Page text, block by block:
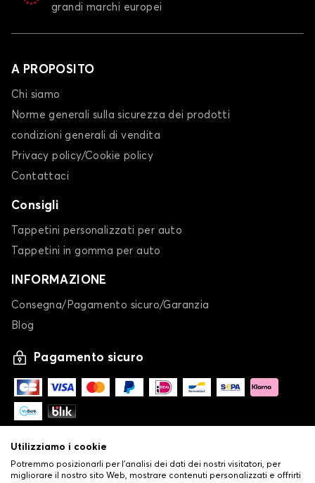
grandi marchi europei
A PROPOSITO
Chi siamo
Norme generali sulla sicurezza dei prodotti
condizioni generali di vendita
Privacy policy/Cookie policy
Contattaci
Consigli
Tappetini personalizzati per auto
Tappetini in gomma per auto
INFORMAZIONE
Consegna/Pagamento sicuro/Garanzia
Blog
Pagamento sicuro
Utilizziamo i cookie
Potremmo posizionarli per l'analisi dei dati dei nostri visitatori, per
migliorare il nostro sito Web, mostrare contenuti personalizzati e offrirti